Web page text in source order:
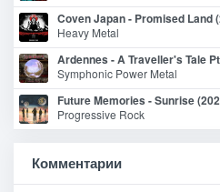
Coven Japan - Promised Land
Heavy Metal
Ardennes - A Traveller's Tale
Symphonic Power Metal
Future Memories - Sunrise
Progressive Rock
Комментарии